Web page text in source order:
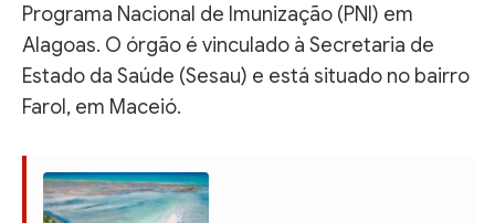
Programa Nacional de Imunização (PNI) em
Alagoas. O órgão é vinculado à Secretaria de
Estado da Saúde (Sesau) e está situado no bairro
Farol, em Maceió.